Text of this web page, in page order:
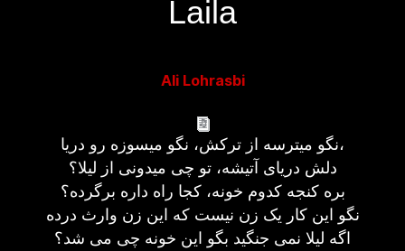
Laila
Ali Lohrasbi
نگو میترسه از ترکش، نگو میسوزه رو دریا،
دلش دریای آتیشه، تو چی میدونی از لیلا؟
بره کنجه کدوم خونه، کجا راه داره برگرده؟
نگو این کار یک زن نیست که این زن وارث درده
اگه لیلا نمی جنگید بگو این خونه چی می شد؟